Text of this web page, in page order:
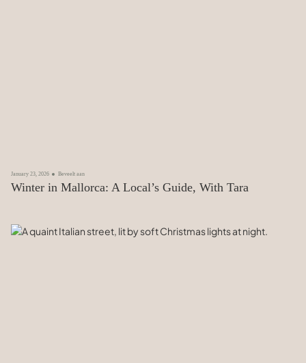
Winter in Mallorca: A Local’s Guide, With Tara
January 23, 2026 Beveelt aan